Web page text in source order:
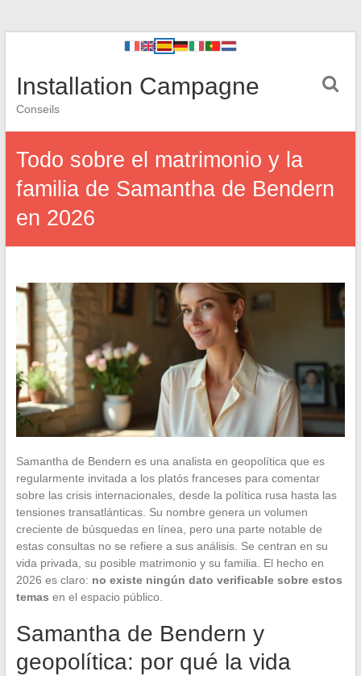
Installation Campagne
Conseils
Todo sobre el matrimonio y la
familia de Samantha de Bendern
en 2026
Samantha de Bendern es una analista en geopolítica que es
regularmente invitada a los platós franceses para comentar
sobre las crisis internacionales, desde la política rusa hasta las
tensiones transatlánticas. Su nombre genera un volumen
creciente de búsquedas en línea, pero una parte notable de
estas consultas no se refiere a sus análisis. Se centran en su
vida privada, su posible matrimonio y su familia. El hecho en
2026 es claro: no existe ningún dato verificable sobre estos
temas en el espacio público.
Samantha de Bendern y
geopolítica: por qué la vida